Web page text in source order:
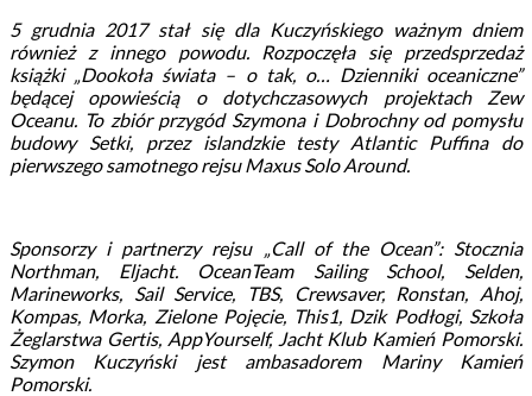
5 grudnia 2017 stał się dla Kuczyńskiego ważnym dniem
również z innego powodu. Rozpoczęła się przedsprzedaż
książki „Dookoła świata – o tak, o… Dzienniki oceaniczne”
będącej opowieścią o dotychczasowych projektach Zew
Oceanu. To zbiór przygód Szymona i Dobrochny od pomysłu
budowy Setki, przez islandzkie testy Atlantic Puffina do
pierwszego samotnego rejsu Maxus Solo Around.
Sponsorzy i partnerzy rejsu „Call of the Ocean”: Stocznia
Northman, Eljacht. OceanTeam Sailing School, Selden,
Marineworks, Sail Service, TBS, Crewsaver, Ronstan, Ahoj,
Kompas, Morka, Zielone Pojęcie, This1, Dzik Podłogi, Szkoła
Żeglarstwa Gertis, AppYourself, Jacht Klub Kamień Pomorski.
Szymon Kuczyński jest ambasadorem Mariny Kamień
Pomorski.